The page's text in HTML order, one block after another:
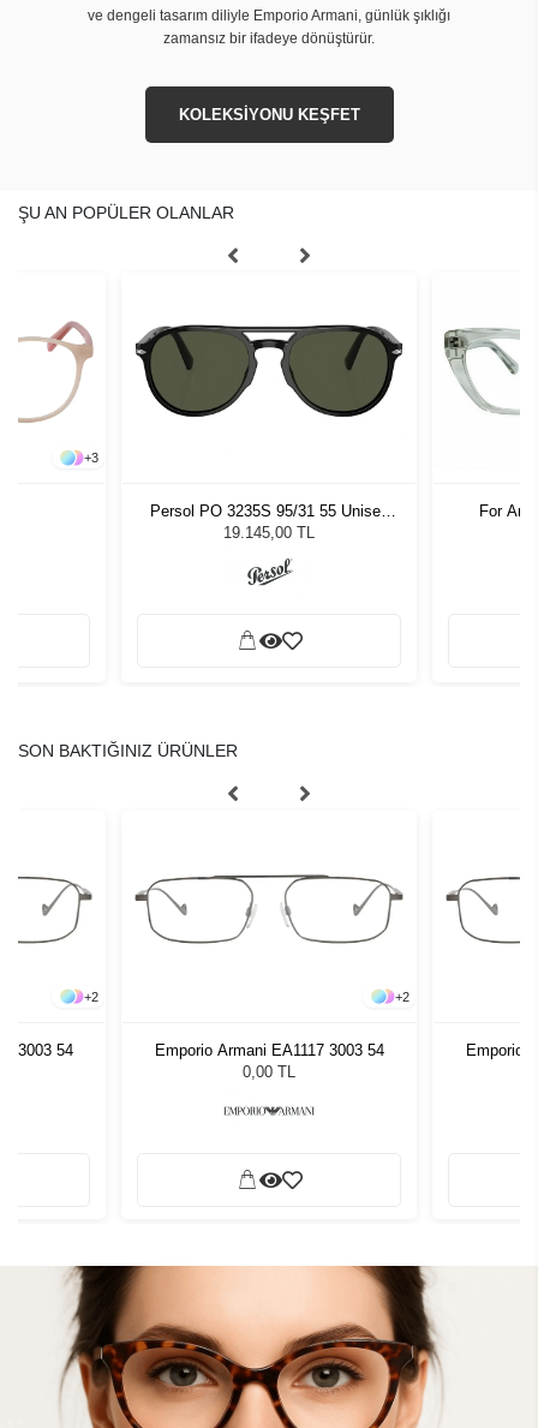
ve dengeli tasarım diliyle Emporio Armani, günlük şıklığı
zamansız bir ifadeye dönüştürür.
KOLEKSİYONU KEŞFET
ŞU AN POPÜLER OLANLAR
+3
Persol PO 3235S 95/31 55 Unisex
Güneş Gözlüğü
19.145,00 TL
For
SON BAKTIĞINIZ ÜRÜNLER
+2
3003 54
+2
Emporio Armani EA1117 3003 54
0,00 TL
Emporio